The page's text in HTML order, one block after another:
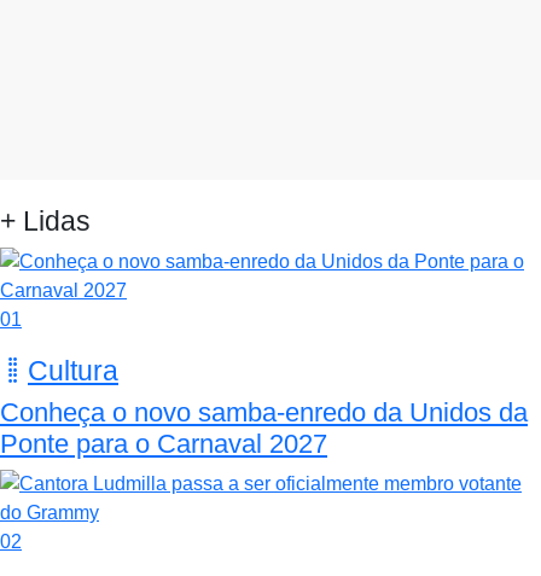
+ Lidas
01
Cultura
Conheça o novo samba-enredo da Unidos da
Ponte para o Carnaval 2027
02